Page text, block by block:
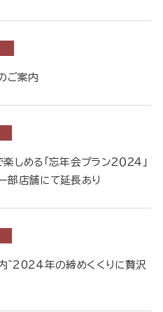
ご案内
める「忘年会プラン２０２４」
舗にて延長あり
~2024年の締めくくりに贅沢